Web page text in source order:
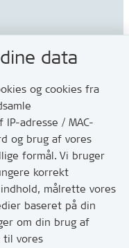
med os? Se her
data
og cookies fra
adresse / MAC-
og brug af vores
formål. Vi bruger
korrekt
målrette vores
baseret på din
om din brug af
til vores